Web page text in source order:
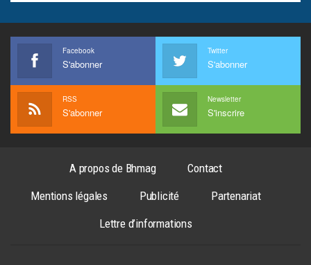
Facebook
S'abonner
Twitter
S'abonner
RSS
S'abonner
Newsletter
S'inscrire
A propos de Bhmag
Contact
Mentions légales
Publicité
Partenariat
Lettre d’informations